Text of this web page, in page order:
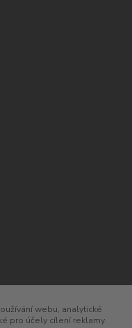
webu, analytické
pro účely cílení reklamy